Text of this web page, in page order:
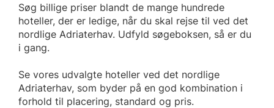
Søg billige priser blandt de mange hundrede
hoteller, der er ledige, når du skal rejse til ved det
nordlige Adriaterhav. Udfyld søgeboksen, så er du
i gang.
Se vores udvalgte hoteller ved det nordlige
Adriaterhav, som byder på en god kombination i
forhold til placering, standard og pris.